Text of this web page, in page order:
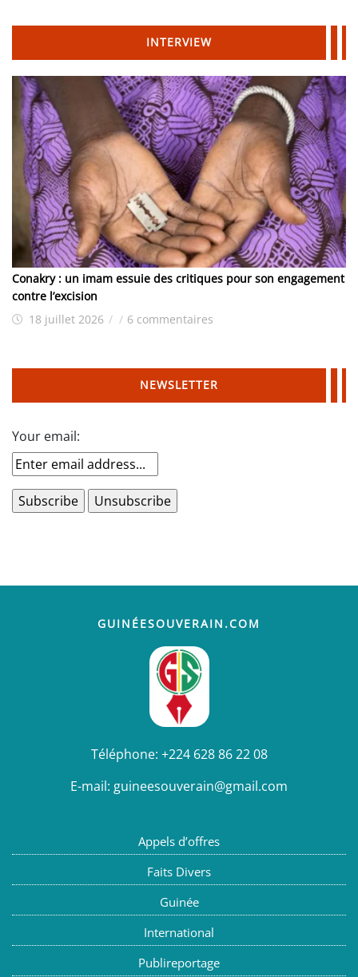
INTERVIEW
Conakry : un imam essuie des critiques pour son engagement
contre l’excision
18 juillet 2026 / / 6 commentaires
NEWSLETTER
Your email:
GUINÉESOUVERAIN.COM
Téléphone: +224 628 86 22 08
E-mail: guineesouverain@gmail.com
Appels d’offres
Faits Divers
Guinée
International
Publireportage